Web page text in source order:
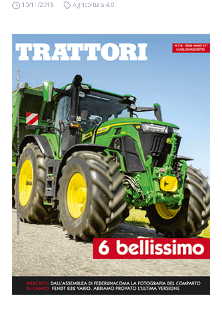
10/11/2018 Agricoltura 4.0